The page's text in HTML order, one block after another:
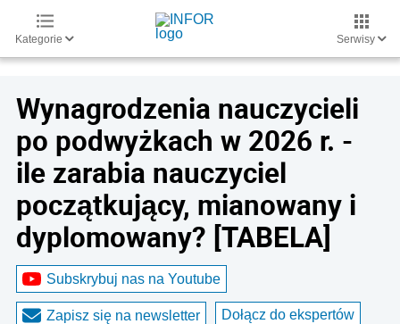
Kategorie Serwisy
Wynagrodzenia nauczycieli
po podwyżkach w 2026 r. -
ile zarabia nauczyciel
początkujący, mianowany i
dyplomowany? [TABELA]
Subskrybuj nas na Youtube
Zapisz się na newsletter Dołącz do ekspertów